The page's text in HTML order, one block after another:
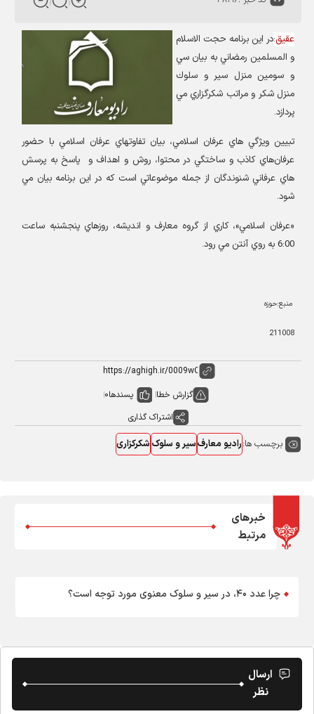
عقیق:در اين برنامه حجت الاسلام
و المسلمين رمضاني به بيان سي
و سومين منزل سير و سلوك
منزل شكر و مراتب شكرگزاري مي
پردازد.
تبيين ويژگي هاي عرفان اسلامي، بيان تفاوتهاي عرفان اسلامي با حضور
عرفان‌هاي كاذب و ساختگي در محتوا، روش و اهداف و
پاسخ به پرسش
هاي عرفاني شنوندگان از جمله موضوعاتي است كه در اين برنامه بيان مي
شود.
«عرفان اسلامي»، كاري از گروه معارف و انديشه، روزهاي پنجشنبه ساعت
6:00 به روي آنتن مي رود.
منبع:حوزه
211008
گزارش خطا پسندها0
اشتراک گذاری
برچسب ها:رادیو معارفسیر و سلوکشکرکزاری
خبرهای
مرتبط
چرا عدد ۴۰، در سیر و سلوک معنوی مورد توجه است؟
ارسال
نظر